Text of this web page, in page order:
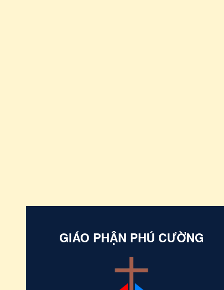
GIÁO PHẬN PHÚ CƯỜNG